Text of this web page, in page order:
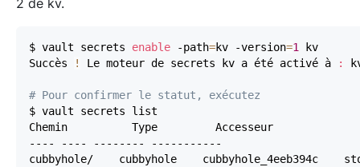
2 de kv.
$ vault secrets enable -path=kv -version=1
Succès
! Le moteur de secrets kv a été activé à :
# Pour confirmer le statut, exécutez